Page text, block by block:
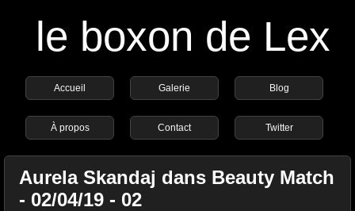
le boxon de Lex
Accueil Galerie Blog
À propos Contact Twitter
Aurela Skandaj dans Beauty Match
- 02/04/19 - 02